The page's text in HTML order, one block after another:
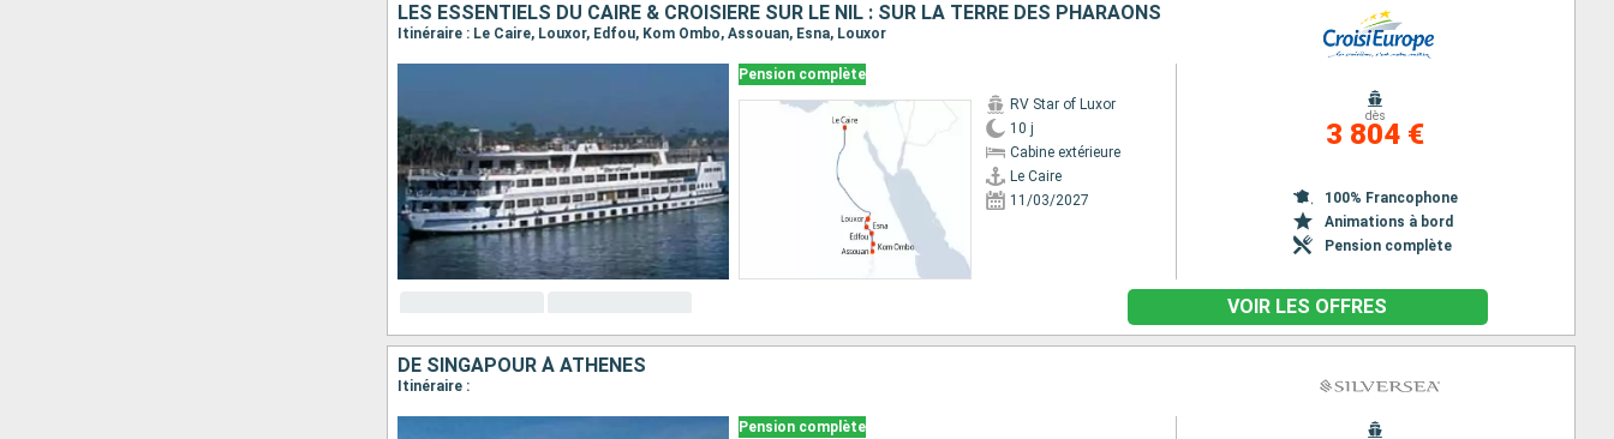
LES ESSENTIELS DU CAIRE & CROISIÈRE SUR LE NIL : SUR LA TERRE DES PHARAONS
Itinéraire : Le Caire, Louxor, Edfou, Kom Ombo, Assouan, Esna, Louxor
Pension complète
RV Star of Luxor
10 j
Cabine extérieure
Le Caire
11/03/2027
dès
3 804 €
100% Francophone
Animations à bord
Pension complète
VOIR LES OFFRES
DE SINGAPOUR À ATHÈNES
Itinéraire :
Pension complète